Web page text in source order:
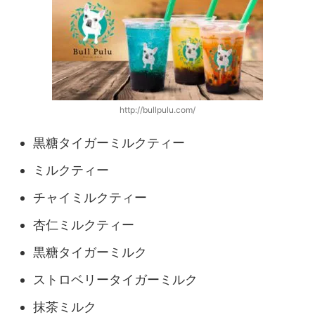
http://bullpulu.com/
黒糖タイガーミルクティー
ミルクティー
チャイミルクティー
杏仁ミルクティー
黒糖タイガーミルク
ストロベリータイガーミルク
抹茶ミルク